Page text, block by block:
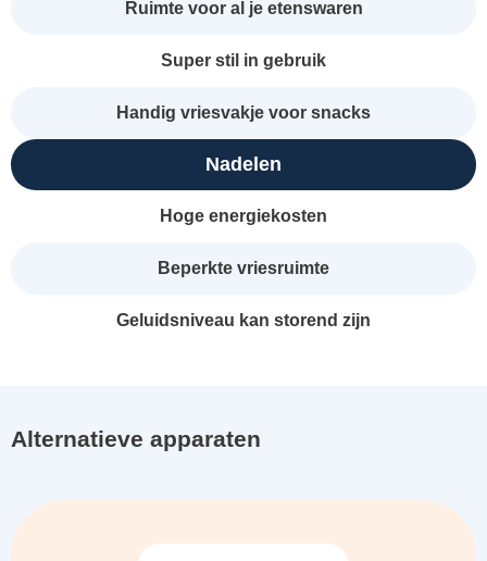
Ruimte voor al je etenswaren
Super stil in gebruik
Handig vriesvakje voor snacks
Nadelen
Hoge energiekosten
Beperkte vriesruimte
Geluidsniveau kan storend zijn
Alternatieve apparaten